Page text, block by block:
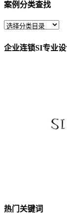
案例分类查找
企业连锁SI专业
热门关键词